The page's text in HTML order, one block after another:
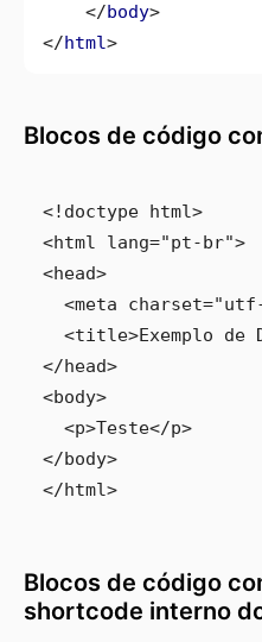
</body>
</html>
Blocos de código
<!doctype html>
<html lang="pt-br">
<head>
<meta
<title>Exemplo de
</head>
<body>
  <p>Teste</p>
</body>
Blocos de código
shortcode interno